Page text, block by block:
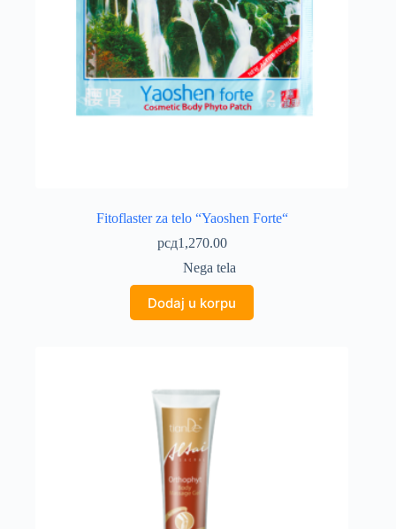
Fitoflaster za telo “Yaoshen Forte“
рсд1,270.00
Nega tela
Dodaj u korpu